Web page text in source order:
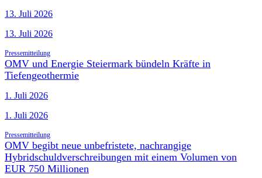
13. Juli 2026
13. Juli 2026
Pressemitteilung
OMV und Energie Steiermark bündeln Kräfte in
Tiefengeothermie
1. Juli 2026
1. Juli 2026
Pressemitteilung
OMV begibt neue unbefristete, nachrangige
Hybridschuldverschreibungen mit einem Volumen von
EUR 750 Millionen